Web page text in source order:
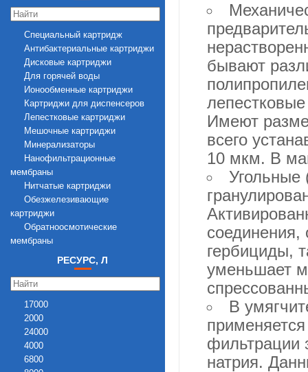
7,2
0,13
0,2
0,3
1
1,3
1,5
2
3
4
5
8
10
15
20
25
35
50
Специальный картридж
Антибактериальные картриджи
Дисковые картриджи
Для горячей воды
Ионообменные картриджи
Картриджи для диспенсеров
Лепестковые картриджи
Мешочные картриджи
Минерализаторы
Нанофильтрационные
мембраны
Нитчатые картриджи
Обезжелезивающие
картриджи
Обратноосмотические
мембраны
Полипропиленовые картриджи
Пустые контейнеры
Сетчатые картриджи
Ультрафильтрационные
мембраны
РЕСУРС, Л
17000
2000
24000
4000
6800
бывают
Имеют
всего
10 мкм. В
Угольные
соединения,
гербициды,
уменьшает
В
фильтрации
натрия.